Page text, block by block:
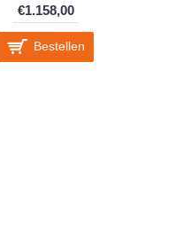
€1.158,00
Bestellen